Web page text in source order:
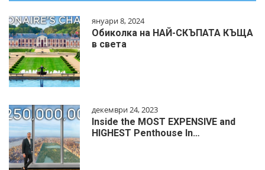
януари 8, 2024
Обиколка на НАЙ-СКЪПАТА КЪЩА
в света
декември 24, 2023
Inside the MOST EXPENSIVE and
HIGHEST Penthouse In…